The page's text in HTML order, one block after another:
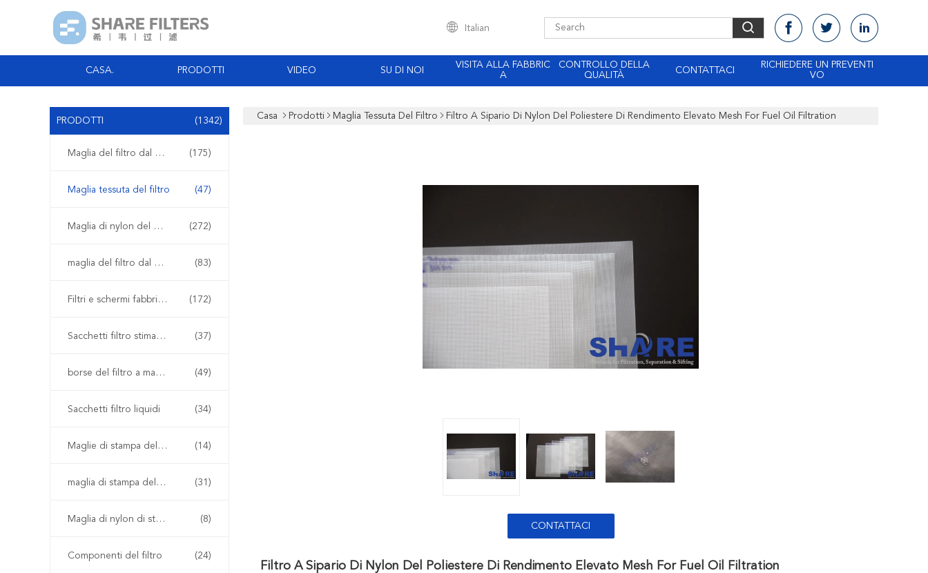
Italian
CASA. PRODOTTI VIDEO SU DI NOI
VISITA ALLA FABBRIC
A
CONTROLLO DELLA
QUALITÀ
CONTATTACI
RICHIEDERE UN PREVENTI
VO
PRODOTTI (1342)
Maglia del filtro dal poliestere (175)
Maglia tessuta del filtro (47)
Maglia di nylon del filtro (272)
maglia del filtro dal polipropilene (83)
Filtri e schermi fabbricati (172)
Sacchetti filtro stimati del micron (37)
borse del filtro a maglia (49)
Sacchetti filtro liquidi (34)
Maglie di stampa dello schermo (14)
maglia di stampa del poliestere (31)
Maglia di nylon di stampa dello schermo (8)
Componenti del filtro (24)
Casa Prodotti Maglia Tessuta Del Filtro Filtro A Sipario Di Nylon Del Poliestere Di Rendimento Elevato Mesh For Fuel Oil Filtration
CONTATTACI
Filtro A Sipario Di Nylon Del Poliestere Di Rendimento Elevato Mesh For Fuel Oil Filtration